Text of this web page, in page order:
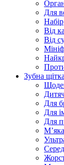
Для
Набір
Від
Від
Зубна щітка
Для
Для
Для
Мʼяка